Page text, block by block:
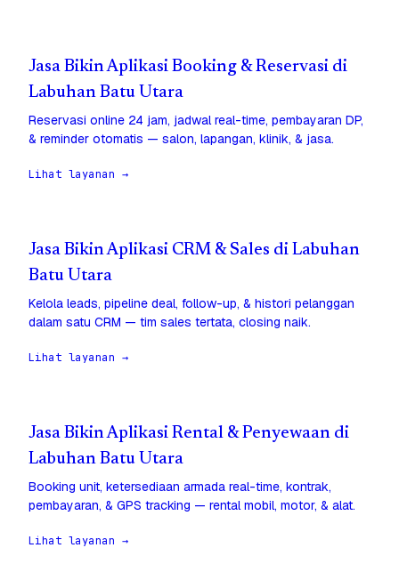
Jasa Bikin Aplikasi Booking & Reservasi di
Labuhan Batu Utara
Reservasi online 24 jam, jadwal real-time, pembayaran DP,
& reminder otomatis — salon, lapangan, klinik, & jasa.
Lihat layanan →
Jasa Bikin Aplikasi CRM & Sales di Labuhan
Batu Utara
Kelola leads, pipeline deal, follow-up, & histori pelanggan
dalam satu CRM — tim sales tertata, closing naik.
Lihat layanan →
Jasa Bikin Aplikasi Rental & Penyewaan di
Labuhan Batu Utara
Booking unit, ketersediaan armada real-time, kontrak,
pembayaran, & GPS tracking — rental mobil, motor, & alat.
Lihat layanan →